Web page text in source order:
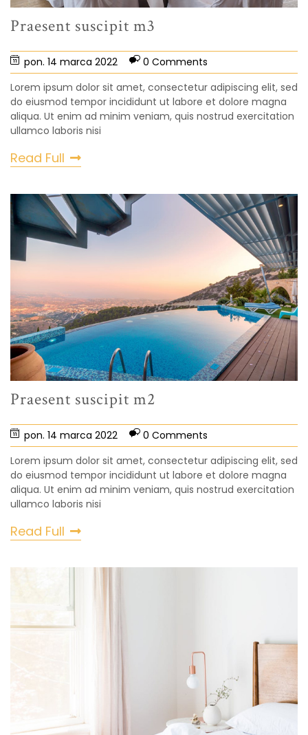
Praesent suscipit m3
pon. 14 marca 2022
0 Comments
Lorem ipsum dolor sit amet, consectetur adipiscing elit, sed
do eiusmod tempor incididunt ut labore et dolore magna
aliqua. Ut enim ad minim veniam, quis nostrud exercitation
ullamco laboris nisi
Read Full
Praesent suscipit m2
pon. 14 marca 2022
0 Comments
Lorem ipsum dolor sit amet, consectetur adipiscing elit, sed
do eiusmod tempor incididunt ut labore et dolore magna
aliqua. Ut enim ad minim veniam, quis nostrud exercitation
ullamco laboris nisi
Read Full